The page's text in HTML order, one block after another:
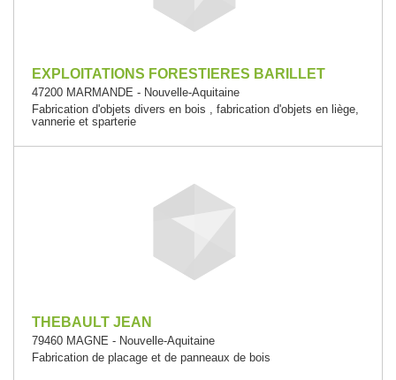
EXPLOITATIONS FORESTIERES BARILLET
47200 MARMANDE - Nouvelle-Aquitaine
Fabrication d'objets divers en bois , fabrication d'objets en liège,
vannerie et sparterie
THEBAULT JEAN
79460 MAGNE - Nouvelle-Aquitaine
Fabrication de placage et de panneaux de bois